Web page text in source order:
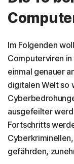
Im Folgenden
Computerviren
einmal genauer
digitalen Welt so
ausgefeilter
Fortschritts
gefährden,